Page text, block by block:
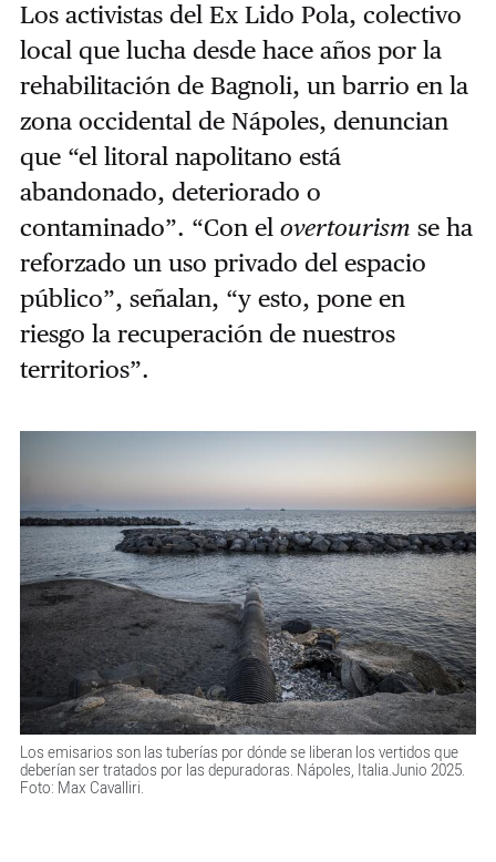
Los activistas del Ex Lido Pola, colectivo
local que lucha desde hace años por la
rehabilitación de Bagnoli, un barrio en la
zona occidental de Nápoles, denuncian
que “el litoral napolitano está
abandonado, deteriorado o
contaminado”. “Con el overtourism se ha
reforzado un uso privado del espacio
público”, señalan, “y esto, pone en
riesgo la recuperación de nuestros
territorios”.
Los emisarios son las tuberías por dónde se liberan los vertidos que
deberían ser tratados por las depuradoras. Nápoles, Italia.Junio 2025.
Foto: Max Cavalliri.